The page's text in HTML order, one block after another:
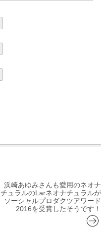
浜崎あゆみさんも愛用のネオナ
チュラルのLarネオナチュラルが
ソーシャルプロダクツアワード
2016を受賞したそうです！